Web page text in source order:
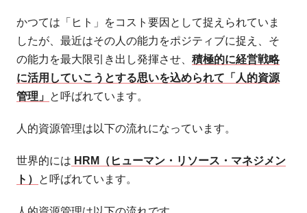
かつては「ヒト」をコスト要因として捉えられていま
したが、最近はその人の能力をポジティブに捉え、そ
の能力を最大限引き出し発揮させ、積極的に経営戦略
に活用していこうとする思いを込められて「人的資源
管理」 と呼ばれています。
人的資源管理は以下の流れになっています。
世界的には HRM（ヒューマン・リソース・マネジメン
ト） と呼ばれています。